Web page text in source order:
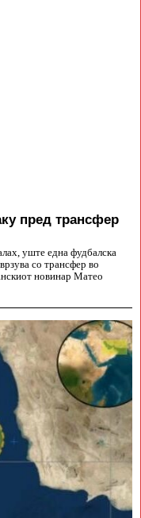
пред трансфер
уште една фудбалска
со трансфер во
новинар Матео